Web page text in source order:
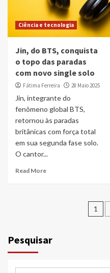
Ciência e tecnologia
Jin, do BTS, conquista
o topo das paradas
com novo single solo
Fátima Ferreira 28 Maio 2025
Jin, integrante do
fenômeno global BTS,
retornou às paradas
britânicas com força total
em sua segunda fase solo.
O cantor...
Read More
1
Pesquisar